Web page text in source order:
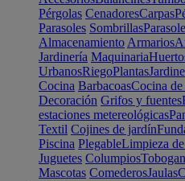
Pérgolas CenadoresCarpas
Parasoles Sombrillas
Almacenamiento Armarios
Jardinería Maquinaria
UrbanosRiegoPlantas
Cocina BarbacoasCocina
Decoración Grifos y fuentes
estaciones metereológicas
Textil Cojines de jardín
Piscina PlegableLimpieza
Juguetes Columpios
Mascotas ComederosJaulas